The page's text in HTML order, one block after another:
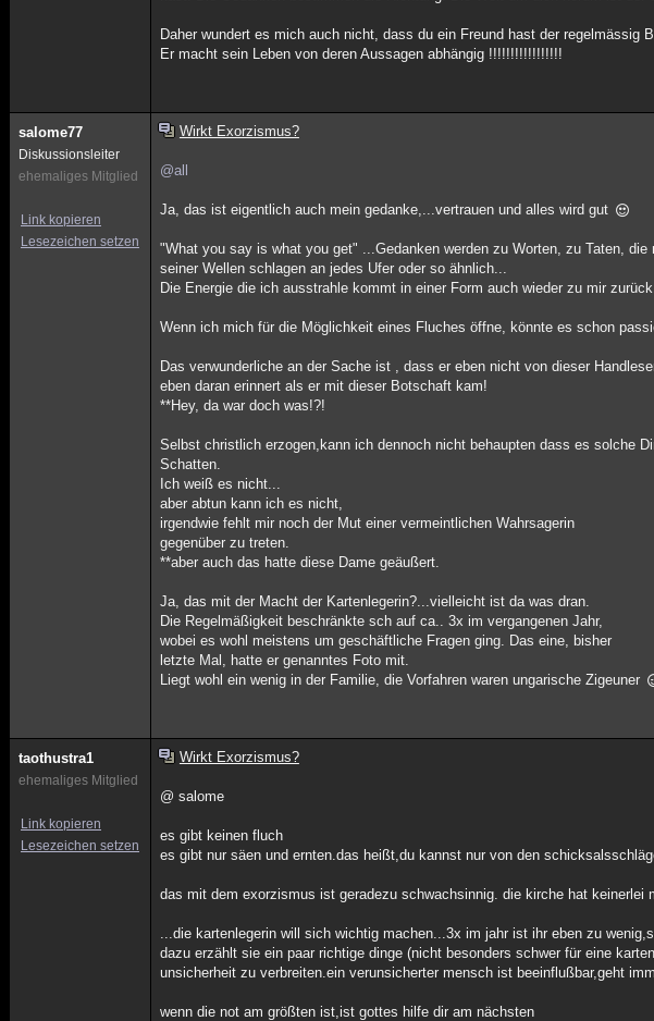
Daher wundert es mich auch nicht, dass du ein Freund hast der regelmässig
Er macht sein Leben von deren Aussagen abhängig !!!!!!!!!!!!!!!!!
salome77
Diskussionsleiter
ehemaliges Mitglied
Link kopieren
Lesezeichen setzen
Wirkt Exorzismus?
@all
Ja, das ist eigentlich auch mein gedanke,...vertrauen und alles wird gut
"What you say is what you get" ...Gedanken werden zu Worten, zu Taten,
seiner Wellen schlagen an jedes Ufer oder so ähnlich...
Die Energie die ich ausstrahle kommt in einer Form auch wieder zu mir
Wenn ich mich für die Möglichkeit eines Fluches öffne, könnte es schon
Das verwunderliche an der Sache ist , dass er eben nicht von dieser
eben daran erinnert als er mit dieser Botschaft kam!
**Hey, da war doch was!?!
Selbst christlich erzogen,kann ich dennoch nicht behaupten dass es solche
Schatten.
Ich weiß es nicht...
aber abtun kann ich es nicht,
irgendwie fehlt mir noch der Mut einer vermeintlichen Wahrsagerin
gegenüber zu treten.
**aber auch das hatte diese Dame geäußert.
Ja, das mit der Macht der Kartenlegerin?...vielleicht ist da was dran.
Die Regelmäßigkeit beschränkte sch auf ca.. 3x im vergangenen Jahr,
wobei es wohl meistens um geschäftliche Fragen ging. Das eine, bisher
letzte Mal, hatte er genanntes Foto mit.
Liegt wohl ein wenig in der Familie, die Vorfahren waren ungarische Zigeuner
taothustra1
ehemaliges Mitglied
Link kopieren
Lesezeichen setzen
Wirkt Exorzismus?
@ salome
es gibt keinen fluch
es gibt nur säen und ernten.das heißt,du kannst nur von den
das mit dem exorzismus ist geradezu schwachsinnig. die kirche hat
...die kartenlegerin will sich wichtig machen...3x im jahr ist ihr eben zu
dazu erzählt sie ein paar richtige dinge (nicht besonders schwer für eine
unsicherheit zu verbreiten.ein verunsicherter mensch ist beeinflußbar,geht
wenn die not am größten ist,ist gottes hilfe dir am nächsten